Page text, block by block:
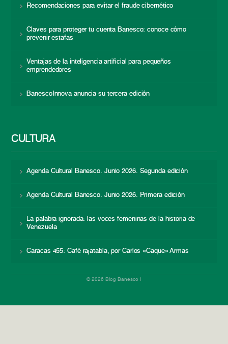
Recomendaciones para evitar el fraude cibernético
Claves para proteger tu cuenta Banesco: conoce cómo
prevenir estafas
Ventajas de la inteligencia artificial para pequeños
emprendedores
BanescoInnova anuncia su tercera edición
CULTURA
Agenda Cultural Banesco. Junio 2026. Segunda edición
Agenda Cultural Banesco. Junio 2026. Primera edición
La palabra ignorada: las voces femeninas de la historia de
Venezuela
Caracas 455: Café rajatabla, por Carlos «Caque» Armas
© 2026 Blog Banesco |